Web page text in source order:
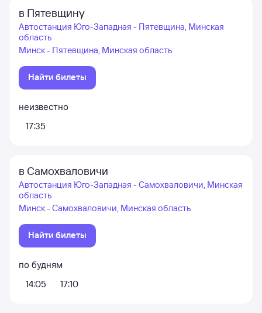
в Пятевщину
Автостанция Юго-Западная - Пятевщина, Минская
область
Минск - Пятевщина, Минская область
Найти билеты
неизвестно
17:35
в Самохваловичи
Автостанция Юго-Западная - Самохваловичи, Минская
область
Минск - Самохваловичи, Минская область
Найти билеты
по будням
14:05
17:10